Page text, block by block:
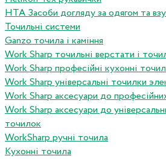
HTA Засоби догляду за одягом та
Точильні системи
Ganzo точила і каміння
Work Sharp точильні верстати і
Work Sharp професiйнi кухоннi
Work Sharp унiверсальнi точилки
Work Sharp аксесуари до
Work Sharp аксесуари до
точилок
WorkSharp ручні точила
Кухонні точила